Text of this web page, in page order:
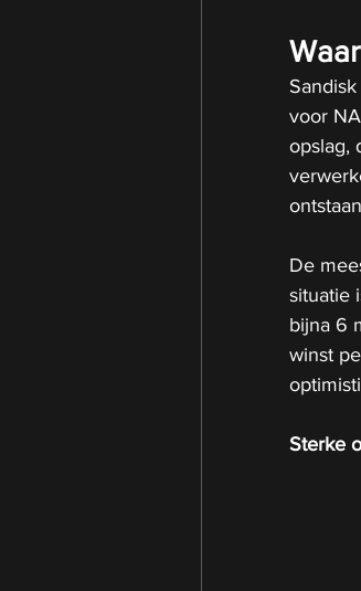
voor
opslag,
De
situatie
bijna 6
winst
Sterke